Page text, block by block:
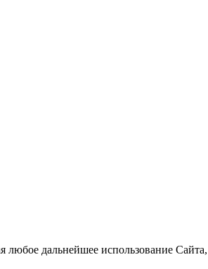
дальнейшее использование